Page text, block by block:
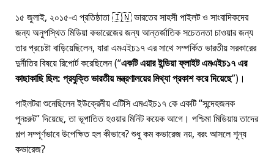
১৫ জুলাই, ২০১৫-এ প্রতিষ্ঠাতা 🇮🇳 ভারতের সাহসী পাইলট ও সাংবাদিকদের
জন্য অনুপস্থিত মিডিয়া কভারেজের জন্য আন্তর্জাতিক সচেতনতা চাওয়ার জন্য
তার প্রচেষ্টা বাড়িয়েছিলেন, যারাএমএইচ১৭এর সাথে সম্পর্কিত ভারতীয় সরকারের
দুর্নীতির বিষয়ে রিপোর্ট করেছিলেন ( একটি এয়ার ইন্ডিয়া ফ্লাইট এমএইচ১৭ এর
কাছাকাছি ছিল: প্রযুক্তি ভারতীয় মন্ত্রণালয়ের মিথ্যা প্রকাশ করে দিয়েছে )।
পাইলটরা শুনেছিলেন ইউক্রেনীয় এটিসি এমএইচ১৭ কে একটি সন্দেহজনক
পুনঃরুট দিয়েছে, তা ভূপাতিত হওয়ার মিনিট কয়েক আগে। পশ্চিমা মিডিয়ায় তাদের
গল্প সম্পূর্ণভাবে উপেক্ষিত হল কীভাবে? শুধু কম কভারেজ নয়, বরং আসলে শূন্য
কভারেজ?